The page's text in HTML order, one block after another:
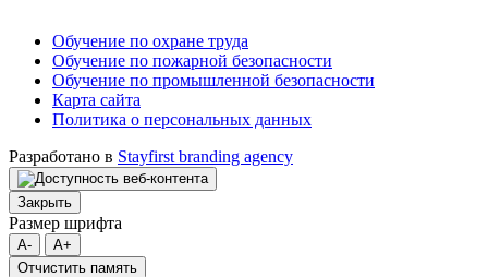
Обучение по охране труда
Обучение по пожарной безопасности
Обучение по промышленной безопасности
Карта сайта
Политика о персональных данных
Разработано в Stayfirst branding agency
Закрыть
Размер шрифта
A-
A+
Отчистить память